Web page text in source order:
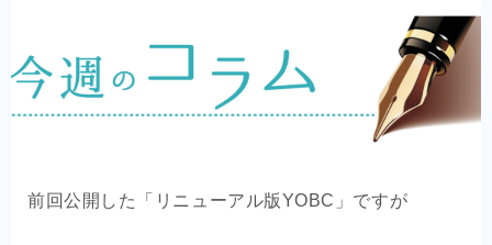
公式メルマガ
OEM商品×Yahoo!
前回公開した「リニューアル版YOBC」ですが